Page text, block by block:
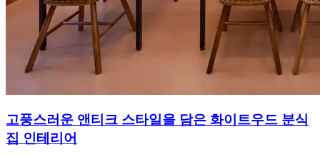
고풍스러운 앤티크 스타일을 담은 화이트우드 분식
집 인테리어